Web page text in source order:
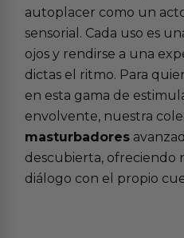
autoplacer como un
sensorial. Cada uso es
ojos y rendirse a una
dictas el ritmo. Para
en esta gama de
envolvente, nuestra
masturbadores
descubierta, ofreciendo
diálogo con el propio